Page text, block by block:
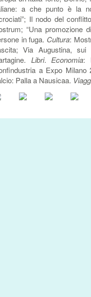
a che punto è la
Il nodo del
“Una promozione
in fuga. Cultura:
Via Augustina, sui
Libri. Economia:
a Expo
Palla a Nausicaa.